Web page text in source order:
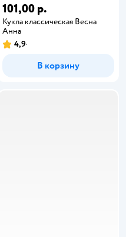
101,00 р.
Кукла классическая Весна
Анна
4,9
В корзину